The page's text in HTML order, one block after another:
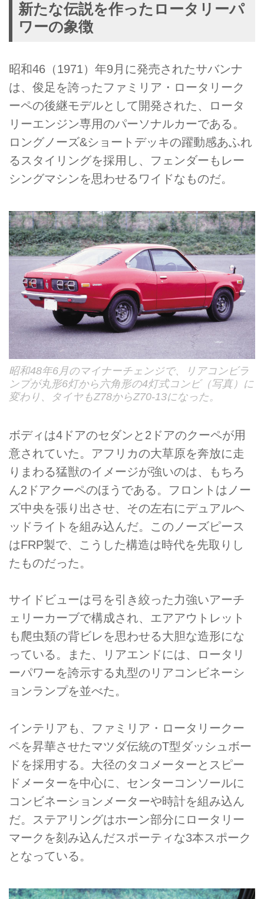
新たな伝説を作ったロータリーパ
ワーの象徴
昭和46（1971）年9月に発売されたサバンナ
は、俊足を誇ったファミリア・ロータリーク
ーペの後継モデルとして開発された、ロータ
リーエンジン専用のパーソナルカーである。
ロングノーズ&ショートデッキの躍動感あふれ
るスタイリングを採用し、フェンダーもレー
シングマシンを思わせるワイドなものだ。
昭和48年6月のマイナーチェンジで、リアコンビラ
ンプが丸形6灯から六角形の4灯式コンビ（写真）に
変わり、タイヤもZ78からZ70-13になった。
ボディは4ドアのセダンと2ドアのクーペが用
意されていた。アフリカの大草原を奔放に走
りまわる猛獣のイメージが強いのは、もちろ
ん2ドアクーペのほうである。フロントはノー
ズ中央を張り出させ、その左右にデュアルヘ
ッドライトを組み込んだ。このノーズピース
はFRP製で、こうした構造は時代を先取りし
たものだった。
サイドビューは弓を引き絞った力強いアーチ
ェリーカーブで構成され、エアアウトレット
も爬虫類の背ビレを思わせる大胆な造形にな
っている。また、リアエンドには、ロータリ
ーパワーを誇示する丸型のリアコンビネーシ
ョンランプを並べた。
インテリアも、ファミリア・ロータリークー
ペを昇華させたマツダ伝統のT型ダッシュボー
ドを採用する。大径のタコメーターとスピー
ドメーターを中心に、センターコンソールに
コンビネーションメーターや時計を組み込ん
だ。ステアリングはホーン部分にロータリー
マークを刻み込んだスポーティな3本スポーク
となっている。